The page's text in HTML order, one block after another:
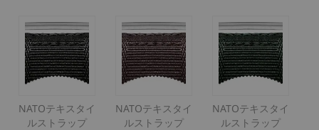
NATOテキスタイ
ルストラップ
NATOテキスタイ
ルストラップ
NATOテキスタイ
ルストラップ